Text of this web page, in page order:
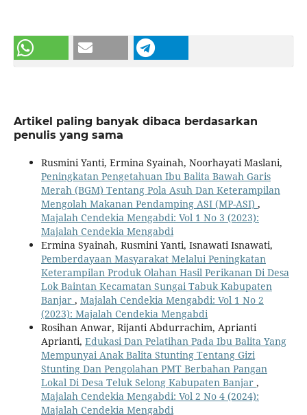
Artikel paling banyak dibaca berdasarkan
penulis yang sama
Rusmini Yanti, Ermina Syainah, Noorhayati Maslani,
Peningkatan Pengetahuan Ibu Balita Bawah Garis
Merah (BGM) Tentang Pola Asuh Dan Keterampilan
Mengolah Makanan Pendamping ASI (MP-ASI) ,
Majalah Cendekia Mengabdi: Vol 1 No 3 (2023):
Majalah Cendekia Mengabdi
Ermina Syainah, Rusmini Yanti, Isnawati Isnawati,
Pemberdayaan Masyarakat Melalui Peningkatan
Keterampilan Produk Olahan Hasil Perikanan Di Desa
Lok Baintan Kecamatan Sungai Tabuk Kabupaten
Banjar , Majalah Cendekia Mengabdi: Vol 1 No 2
(2023): Majalah Cendekia Mengabdi
Rosihan Anwar, Rijanti Abdurrachim, Aprianti
Aprianti, Edukasi Dan Pelatihan Pada Ibu Balita Yang
Mempunyai Anak Balita Stunting Tentang Gizi
Stunting Dan Pengolahan PMT Berbahan Pangan
Lokal Di Desa Teluk Selong Kabupaten Banjar ,
Majalah Cendekia Mengabdi: Vol 2 No 4 (2024):
Majalah Cendekia Mengabdi